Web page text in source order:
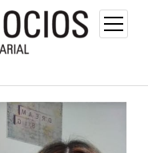
abrir
menú